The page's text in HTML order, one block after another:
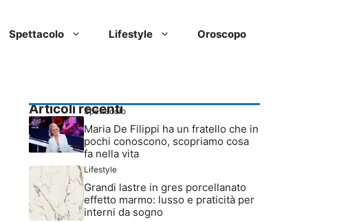
Spettacolo Lifestyle Oroscopo
Articoli recenti
Spettacolo
Maria De Filippi ha un fratello che in
pochi conoscono, scopriamo cosa
fa nella vita
Lifestyle
Grandi lastre in gres porcellanato
effetto marmo: lusso e praticità per
interni da sogno